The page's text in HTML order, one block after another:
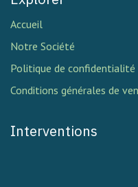
Accueil
Notre Société
Politique de confidentialité
Conditions générales de
Interventions